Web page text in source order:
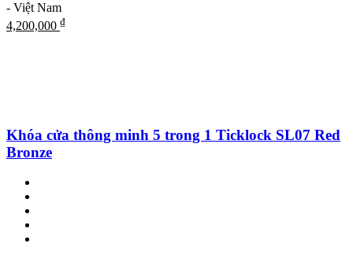
- Việt Nam
4,200,000 ₫
Khóa cửa thông minh 5 trong 1 Ticklock SL07 Red
Bronze